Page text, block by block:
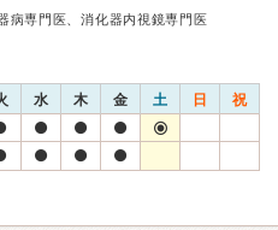
病専門医、消化器内視鏡専門医
水 木 金 土 日 祝